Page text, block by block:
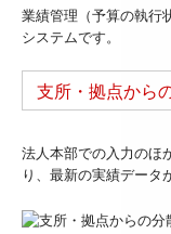
業績管理（予算の執行
システムです。
支所・拠点から
法人本部での入力のほ
り、最新の実績データ